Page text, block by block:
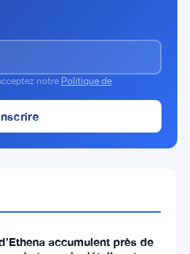
notre Politique de
accumulent près de